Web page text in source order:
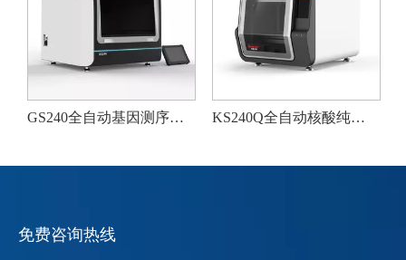
GS240全自动基因测序文库制备仪 KS240Q全自动核酸纯化仪(仅限科研使用)
免费咨询热线